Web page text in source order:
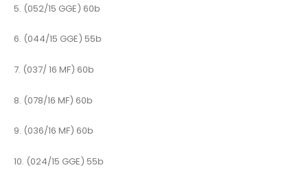
5. (052/15 GGE) 60b
6. (044/15 GGE) 55b
7. (037/ 16 MF) 60b
8. (078/16 MF) 60b
9. (036/16 MF) 60b
10. (024/15 GGE) 55b